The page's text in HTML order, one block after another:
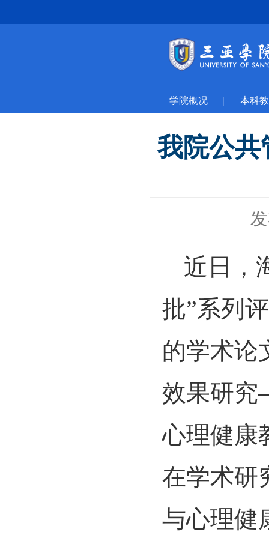
学院概况 本科
我院公共
近日，
批”系列
的学术论
效果研究
心理健康
在学术研
与心理健